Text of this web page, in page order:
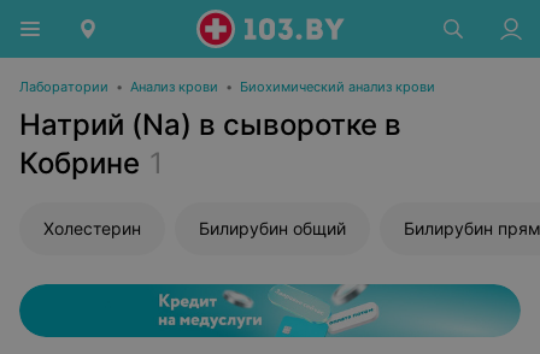
Лаборатории • Анализ крови • Биохимический анализ крови
Натрий (Na) в сыворотке в
Кобрине 1
Холестерин Билирубин общий Билирубин